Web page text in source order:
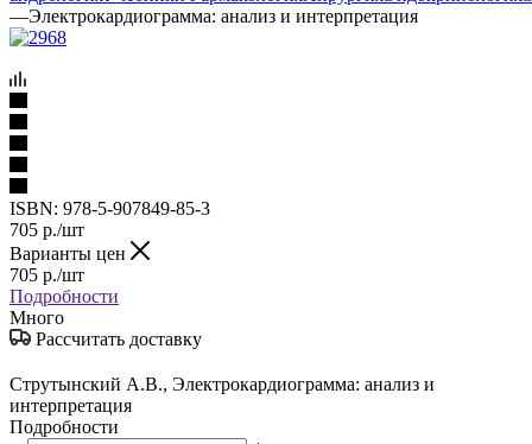
—Электрокардиограмма: анализ и интерпретация
ISBN: 978-5-907849-85-3
705 р./шт
Варианты цен
705 р./шт
Подробности
Много
Рассчитать доставку
Струтынский А.В., Электрокардиограмма: анализ и
интерпретация
Подробности